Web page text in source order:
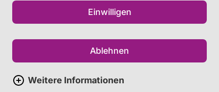
Einwilligen
Ablehnen
Weitere Informationen
Jugendliche
Check dich selbst
WhatsApp-Datenschutz
Macht TikTok süchtig?